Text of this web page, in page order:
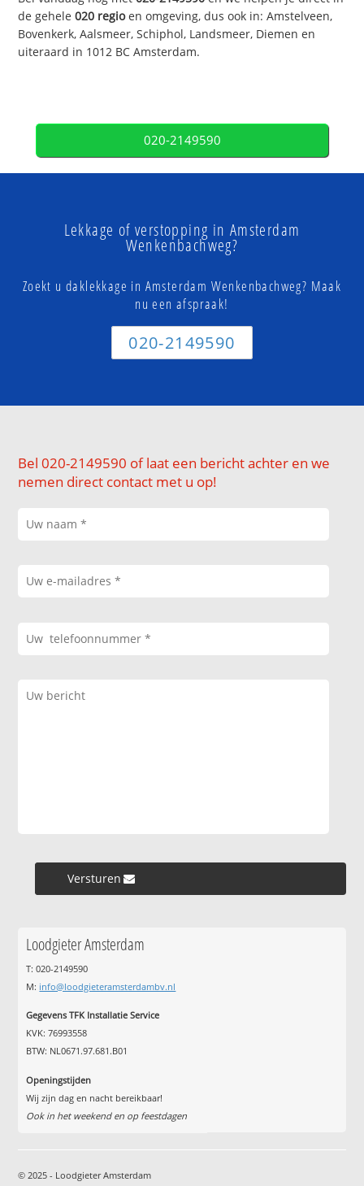
de gehele020 regioen omgeving, dus ook in: Amstelveen,
Bovenkerk, Aalsmeer, Schiphol, Landsmeer, Diemen en
uiteraard in 1012 BC Amsterdam.
020-2149590
Lekkage of verstopping in Amsterdam
Wenkenbachweg?
Zoekt u daklekkage in Amsterdam Wenkenbachweg? Maak
nu een afspraak!
020-2149590
Bel 020-2149590 of laat een bericht achter en we
nemen direct contact met u op!
Versturen »
Loodgieter Amsterdam
T: 020-2149590
M: info@loodgieteramsterdambv.nl
Gegevens TFK Installatie Service
KVK: 76993558
BTW: NL0671.97.681.B01
Openingstijden
Wij zijn dag en nacht bereikbaar!
Ook in het weekend en op feestdagen
© 2025 - Loodgieter Amsterdam